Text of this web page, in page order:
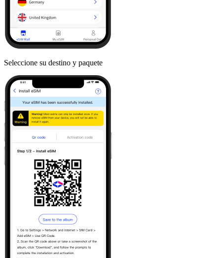
Seleccione su destino y paquete